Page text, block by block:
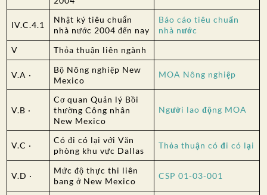
IV.C.4.1
Nhật ký tiêu chuẩn
nhà nước 2004 đến nay
Báo cáo tiêu chuẩn
nhà nước
V
Thỏa thuận liên ngành
V.A ·
Bộ Nông nghiệp New
Mexico
MOA Nông nghiệp
V.B ·
Cơ quan Quản lý Bồi
thường Công nhân
New Mexico
Người lao động MOA
V.C ·
Có đi có lại với Văn
phòng khu vực Dallas
Thỏa thuận có đi có lại
V.D ·
Mức độ thực thi liên
bang ở New Mexico
CSP 01-03-001